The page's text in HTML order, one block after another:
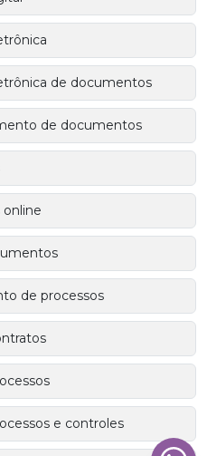
de documentos
de documentos
de processos
e controles